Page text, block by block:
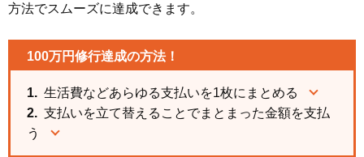
方法でスムーズに達成できます。
100万円修行達成の方法！
生活費などあらゆる支払いを1枚にまとめる
支払いを立て替えることでまとまった金額を支払
う